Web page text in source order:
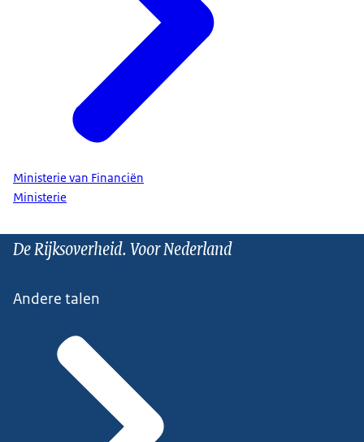
Ministerie van Financiën
Ministerie
De Rijksoverheid. Voor Nederland
Andere talen